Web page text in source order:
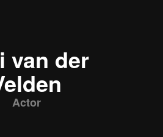
van der
Actor